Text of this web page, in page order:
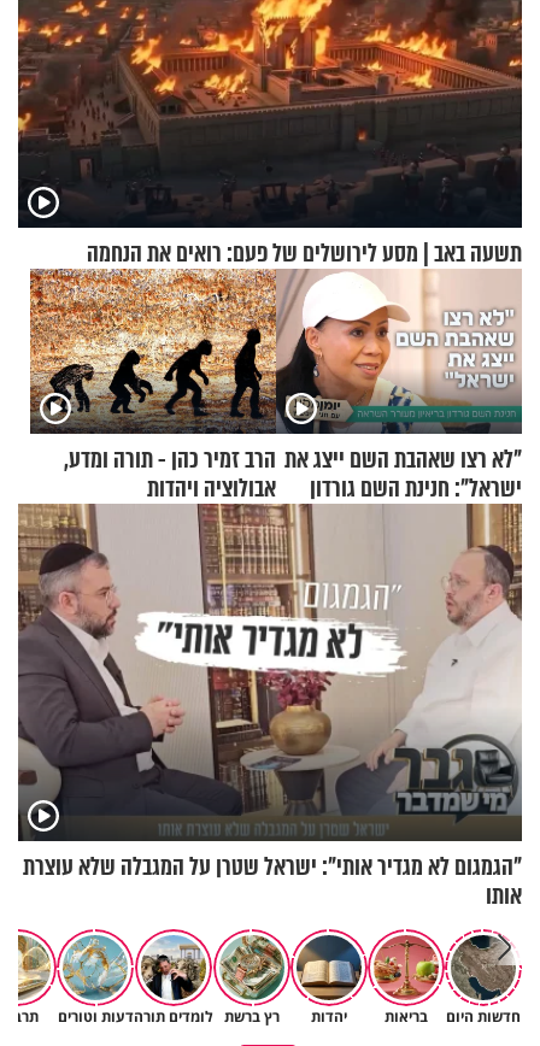
תשעה באב | מסע לירושלים של פעם: רואים את הנחמה
"לא רצו שאהבת השם ייצג את
ישראל": חנינת השם גורדון
בריאיון מעורר השראה
הרב זמיר כהן - תורה ומדע,
אבולוציה ויהדות
"הגמגום לא מגדיר אותי": ישראל שטרן על המגבלה שלא עוצרת
אותו
חדשות היום בריאות יהדות רץ ברשת לומדים תורהדעות וטורים
האם זה ׳סתם צירוף מקרים׳ או יד
כיצד ניתן להרחיב דעתו של